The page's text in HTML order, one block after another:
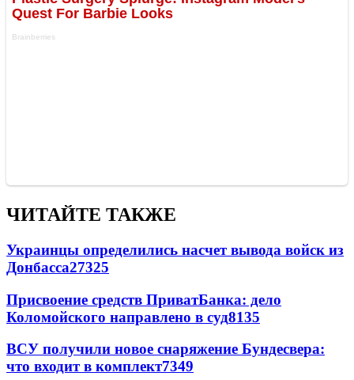
ЧИТАЙТЕ ТАКЖЕ
Украинцы определились насчет вывода войск из
Донбасса27325
Присвоение средств ПриватБанка: дело
Коломойского направлено в суд8135
ВСУ получили новое снаряжение Бундесвера:
что входит в комплект7349